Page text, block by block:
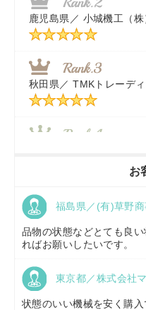
福岡県／株式会社カドワ
東京都／
秋田県／ TMKトレーディ
鹿児島県／ 小城機工（株
秋田県／ TMKトレーデ
京都府／
福島県／(有)草野商事
お
福島県／(有)草野
品物の状態などとても良
ればお願いしたいです。
東京都／株式会社
状態のいい機械を安く購